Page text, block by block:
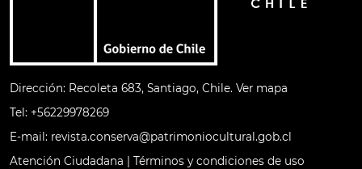
Dirección: Recoleta 683, Santiago, Chile. Ver mapa
Tel: +56229978269​
E-mail: revista.conserva@patrimoniocultural.gob.cl
Atención Ciudadana
Términos y condiciones de uso